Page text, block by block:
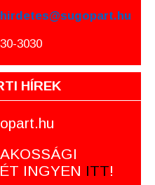
hirdetes@sugopart.hu
3030
HÍREK
INGYEN ITT!